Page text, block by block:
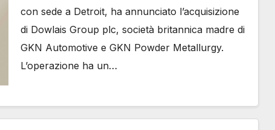
con sede a Detroit, ha annunciato l’acquisizione
di Dowlais Group plc, società britannica madre di
GKN Automotive e GKN Powder Metallurgy.
L’operazione ha un…